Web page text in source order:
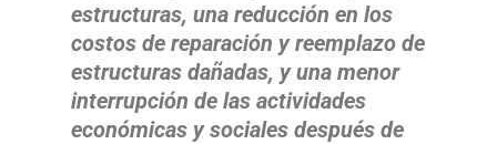
estructuras, una reducción en los
costos de reparación y reemplazo de
estructuras dañadas, y una menor
interrupción de las actividades
económicas y sociales después de